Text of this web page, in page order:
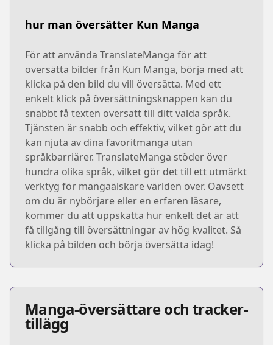
hur man översätter Kun Manga
För att använda TranslateManga för att
översätta bilder från Kun Manga, börja med att
klicka på den bild du vill översätta. Med ett
enkelt klick på översättningsknappen kan du
snabbt få texten översatt till ditt valda språk.
Tjänsten är snabb och effektiv, vilket gör att du
kan njuta av dina favoritmanga utan
språkbarriärer. TranslateManga stöder över
hundra olika språk, vilket gör det till ett utmärkt
verktyg för mangaälskare världen över. Oavsett
om du är nybörjare eller en erfaren läsare,
kommer du att uppskatta hur enkelt det är att
få tillgång till översättningar av hög kvalitet. Så
klicka på bilden och börja översätta idag!
Manga-översättare och tracker-
tillägg